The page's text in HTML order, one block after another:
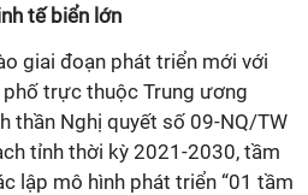
tế biển lớn
giai đoạn phát triển mới với
trực thuộc Trung ương
thần Nghị quyết số 09-NQ/TW
tỉnh thời kỳ 2021-2030, tầm
lập mô hình phát triển “01 tầm